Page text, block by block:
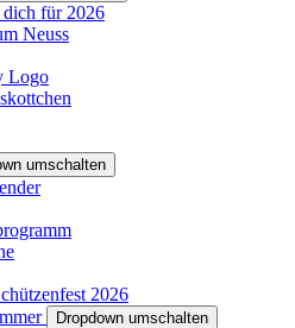
dich für 2026
Neuss
Logo
umschalten
2026
Dropdown umschalten